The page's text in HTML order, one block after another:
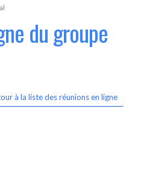
du groupe
à la liste des réunions en ligne